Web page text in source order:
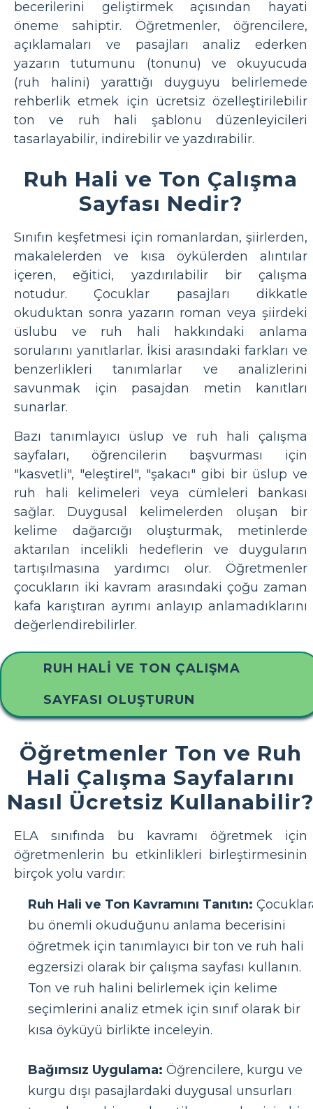
becerilerini geliştirmek açısından hayati
öneme sahiptir. Öğretmenler, öğrencilere,
açıklamaları ve pasajları analiz ederken
yazarın tutumunu (tonunu) ve okuyucuda
(ruh halini) yarattığı duyguyu belirlemede
rehberlik etmek için ücretsiz özelleştirilebilir
ton ve ruh hali şablonu düzenleyicileri
tasarlayabilir, indirebilir ve yazdırabilir.
Ruh Hali ve Ton Çalışma
Sayfası Nedir?
Sınıfın keşfetmesi için romanlardan, şiirlerden,
makalelerden ve kısa öykülerden alıntılar
içeren, eğitici, yazdırılabilir bir çalışma
notudur. Çocuklar pasajları dikkatle
okuduktan sonra yazarın roman veya şiirdeki
üslubu ve ruh hali hakkındaki anlama
sorularını yanıtlarlar. İkisi arasındaki farkları ve
benzerlikleri tanımlarlar ve analizlerini
savunmak için pasajdan metin kanıtları
sunarlar.
Bazı tanımlayıcı üslup ve ruh hali çalışma
sayfaları, öğrencilerin başvurması için
"kasvetli", "eleştirel", "şakacı" gibi bir üslup ve
ruh hali kelimeleri veya cümleleri bankası
sağlar. Duygusal kelimelerden oluşan bir
kelime dağarcığı oluşturmak, metinlerde
aktarılan incelikli hedeflerin ve duyguların
tartışılmasına yardımcı olur. Öğretmenler
çocukların iki kavram arasındaki çoğu zaman
kafa karıştıran ayrımı anlayıp anlamadıklarını
değerlendirebilirler.
RUH HALI VE TON ÇALIŞMA
SAYFASI OLUŞTURUN
Öğretmenler Ton ve Ruh
Hali Çalışma Sayfalarını
Nasıl Ücretsiz
ELA sınıfında bu kavramı öğretmek için
öğretmenlerin bu etkinlikleri birleştirmesinin
birçok yolu vardır:
Ruh Hali ve Ton Kavramını Tanıtın:
bu önemli okuduğunu anlama becerisini
öğretmek için tanımlayıcı bir ton ve ruh hali
egzersizi olarak bir çalışma sayfası kullanın.
Ton ve ruh halini belirlemek için kelime
seçimlerini analiz etmek için sınıf olarak bir
kısa öyküyü birlikte inceleyin.
Bağımsız Uygulama: Öğrencilere, kurgu ve
kurgu dışı pasajlardaki duygusal unsurları